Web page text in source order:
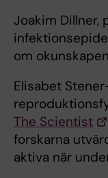
Joakim Dillner,
om
Elisabet
The Scientist
forskarna
aktiva när